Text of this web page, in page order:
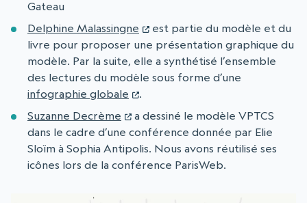
Gateau
Delphine Malassingne
est partie du modèle et du
livre pour proposer une présentation graphique du
modèle. Par la suite, elle a synthétisé l’ensemble
des lectures du modèle sous forme d’une
infographie globale
.
Suzanne Decrème
a dessiné le modèle VPTCS
dans le cadre d’une conférence donnée par Elie
Sloïm à Sophia Antipolis. Nous avons réutilisé ses
icônes lors de la conférence ParisWeb.